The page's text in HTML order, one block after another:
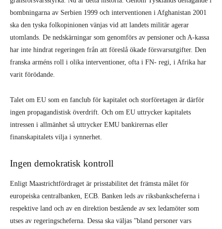
bombningarna av Serbien 1999 och interventionen i Afghanistan 2001
ska den tyska folkopinionen vänjas vid att landets militär agerar
utomlands. De nedskärningar som genomförs av pensioner och A-kassa
har inte hindrat regeringen från att föreslå ökade försvarsutgifter. Den
franska arméns roll i olika interventioner, ofta i FN- regi, i Afrika har
varit förödande.
Talet om EU som en fanclub för kapitalet och storföretagen är därför
ingen propagandistisk överdrift. Och om EU uttrycker kapitalets
intressen i allmänhet så uttrycker EMU bankirernas eller
finanskapitalets vilja i synnerhet.
Ingen demokratisk kontroll
Enligt Maastrichtfördraget är prisstabilitet det främsta målet för
europeiska centralbanken, ECB. Banken leds av riksbankscheferna i
respektive land och av en direktion bestående av sex ledamöter som
utses av regeringscheferna. Dessa ska väljas ”bland personer vars